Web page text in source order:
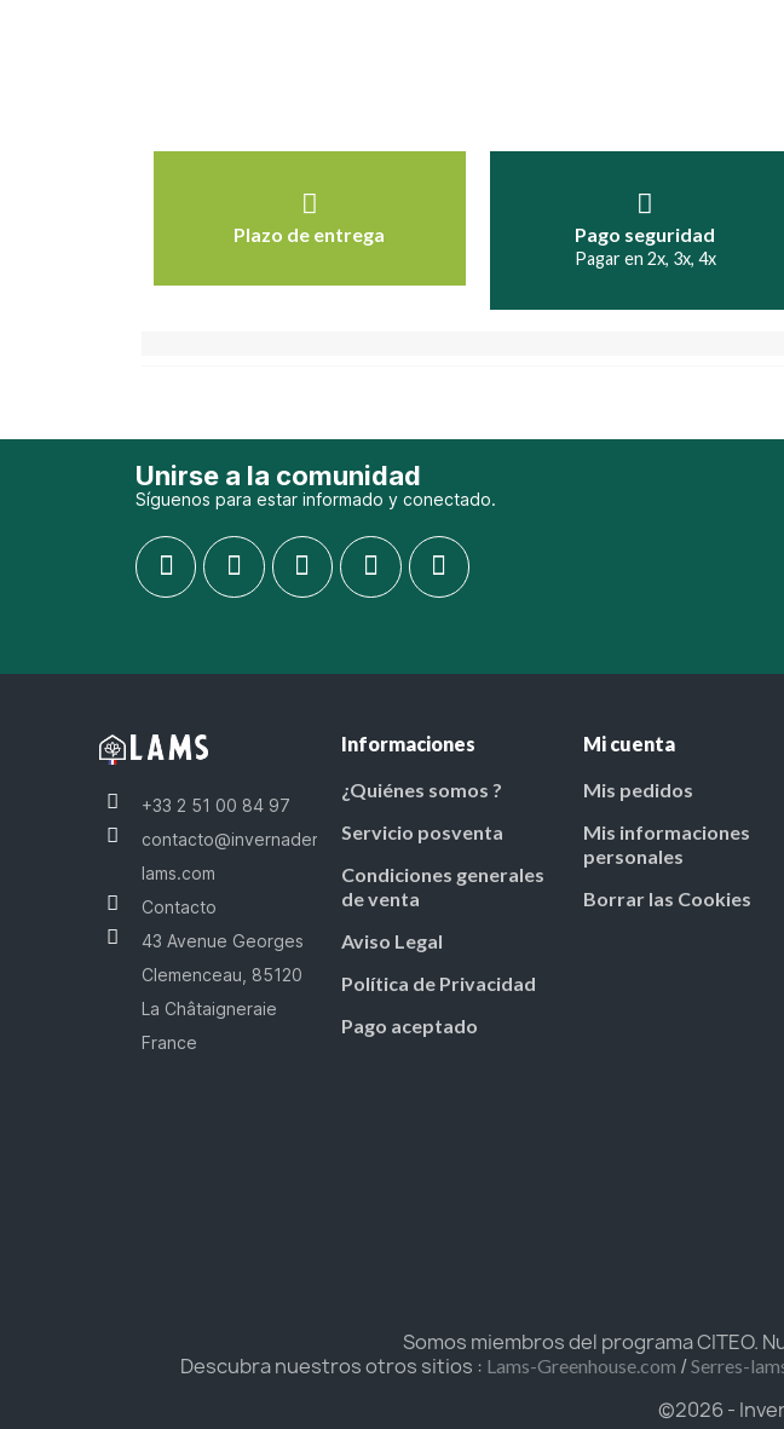
Plazo de entrega Pago seguridad
Pagar en 2x, 3x, 4x
Unirse a la comunidad
Síguenos para estar informado y conectado.
+33 2 51 00 84 97
contacto@invernaderos-
lams.com
Contacto
43 Avenue Georges
Clemenceau, 85120
La Châtaigneraie
France
Informaciones
¿Quiénes somos ?
Servicio posventa
Condiciones generales
de venta
Aviso Legal
Política de Privacidad
Pago aceptado
Mi cuenta
Mis pedidos
Mis informaciones
personales
Borrar las Cookies
Somos miembros del programa CITEO.
Descubra nuestros otros sitios : Lams-Greenhouse.com /Serres-
©2026 -